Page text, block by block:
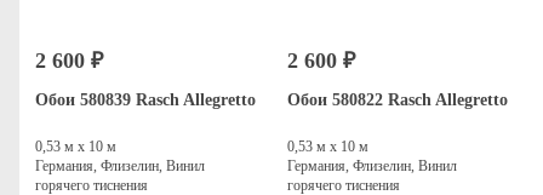
2 600 ₽
Обои 580839 Rasch Allegretto
0,53 м х 10 м
Германия, Флизелин, Винил
горячего тиснения
2 600 ₽
Обои 580822 Rasch Allegretto
0,53 м х 10 м
Германия, Флизелин, Винил
горячего тиснения